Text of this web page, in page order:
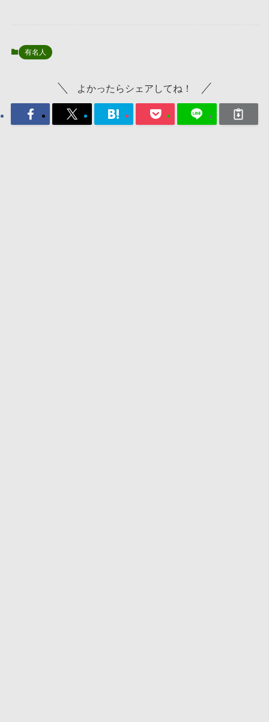
有名人
よかったらシェアしてね！